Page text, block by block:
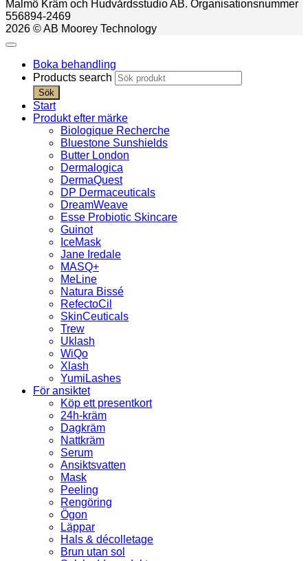
Malmö Kräm och Hudvårdsstudio AB. Organisationsnummer
556894-2469
2026 © AB Moorey Technology
Boka behandling
Products search
Sök
Start
Produkt efter märke
Biologique Recherche
Bluestone Sunshields
Butter London
Dermalogica
DermaQuest
DP Dermaceuticals
DreamWeave
Esse Probiotic Skincare
Guinot
IceMask
Jane Iredale
MASQ+
MeLine
Natura Bissé
RefectoCil
SkinCeuticals
Trew
Uklash
WiQo
Xlash
YumiLashes
För ansiktet
Köp ett presentkort
24h-kräm
Dagkräm
Nattkräm
Serum
Ansiktsvatten
Mask
Peeling
Rengöring
Ögon
Läppar
Hals & décolletage
Brun utan sol